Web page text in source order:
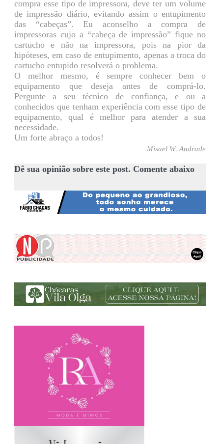
compra esse tipo de impressora, deve ter um volume
de impressão diário, evitando assim o entupimento
das “cabeças”. Eu aconselho a compra de
impressoras cujo a “cabeça de impressão” fique no
cartucho e não na impressora, pois na pior da
hipóteses, em caso de entupimento, apenas a troca do
cartucho entupido resolverá o problema.
O melhor mesmo, é sempre conhecer bem o
equipamento que deseja antes de comprá-lo.
Pergunte a seu técnico de confiança, e ou a
conhecidos que tenham experiência com esse tipo de
equipamento, qual é melhor para atender a sua
necessidade.
Um forte abraço a todos!
Misael W. Andrade
Dê sua opinião sobre este post. Comente abaixo